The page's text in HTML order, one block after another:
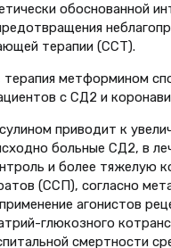
обоснованной
терапии (ССТ).
метформином
с СД2 и
приводит к
больные СД2, в
и более тяжелую
(ССП), согласно
агонистов
глюкозного
смертности